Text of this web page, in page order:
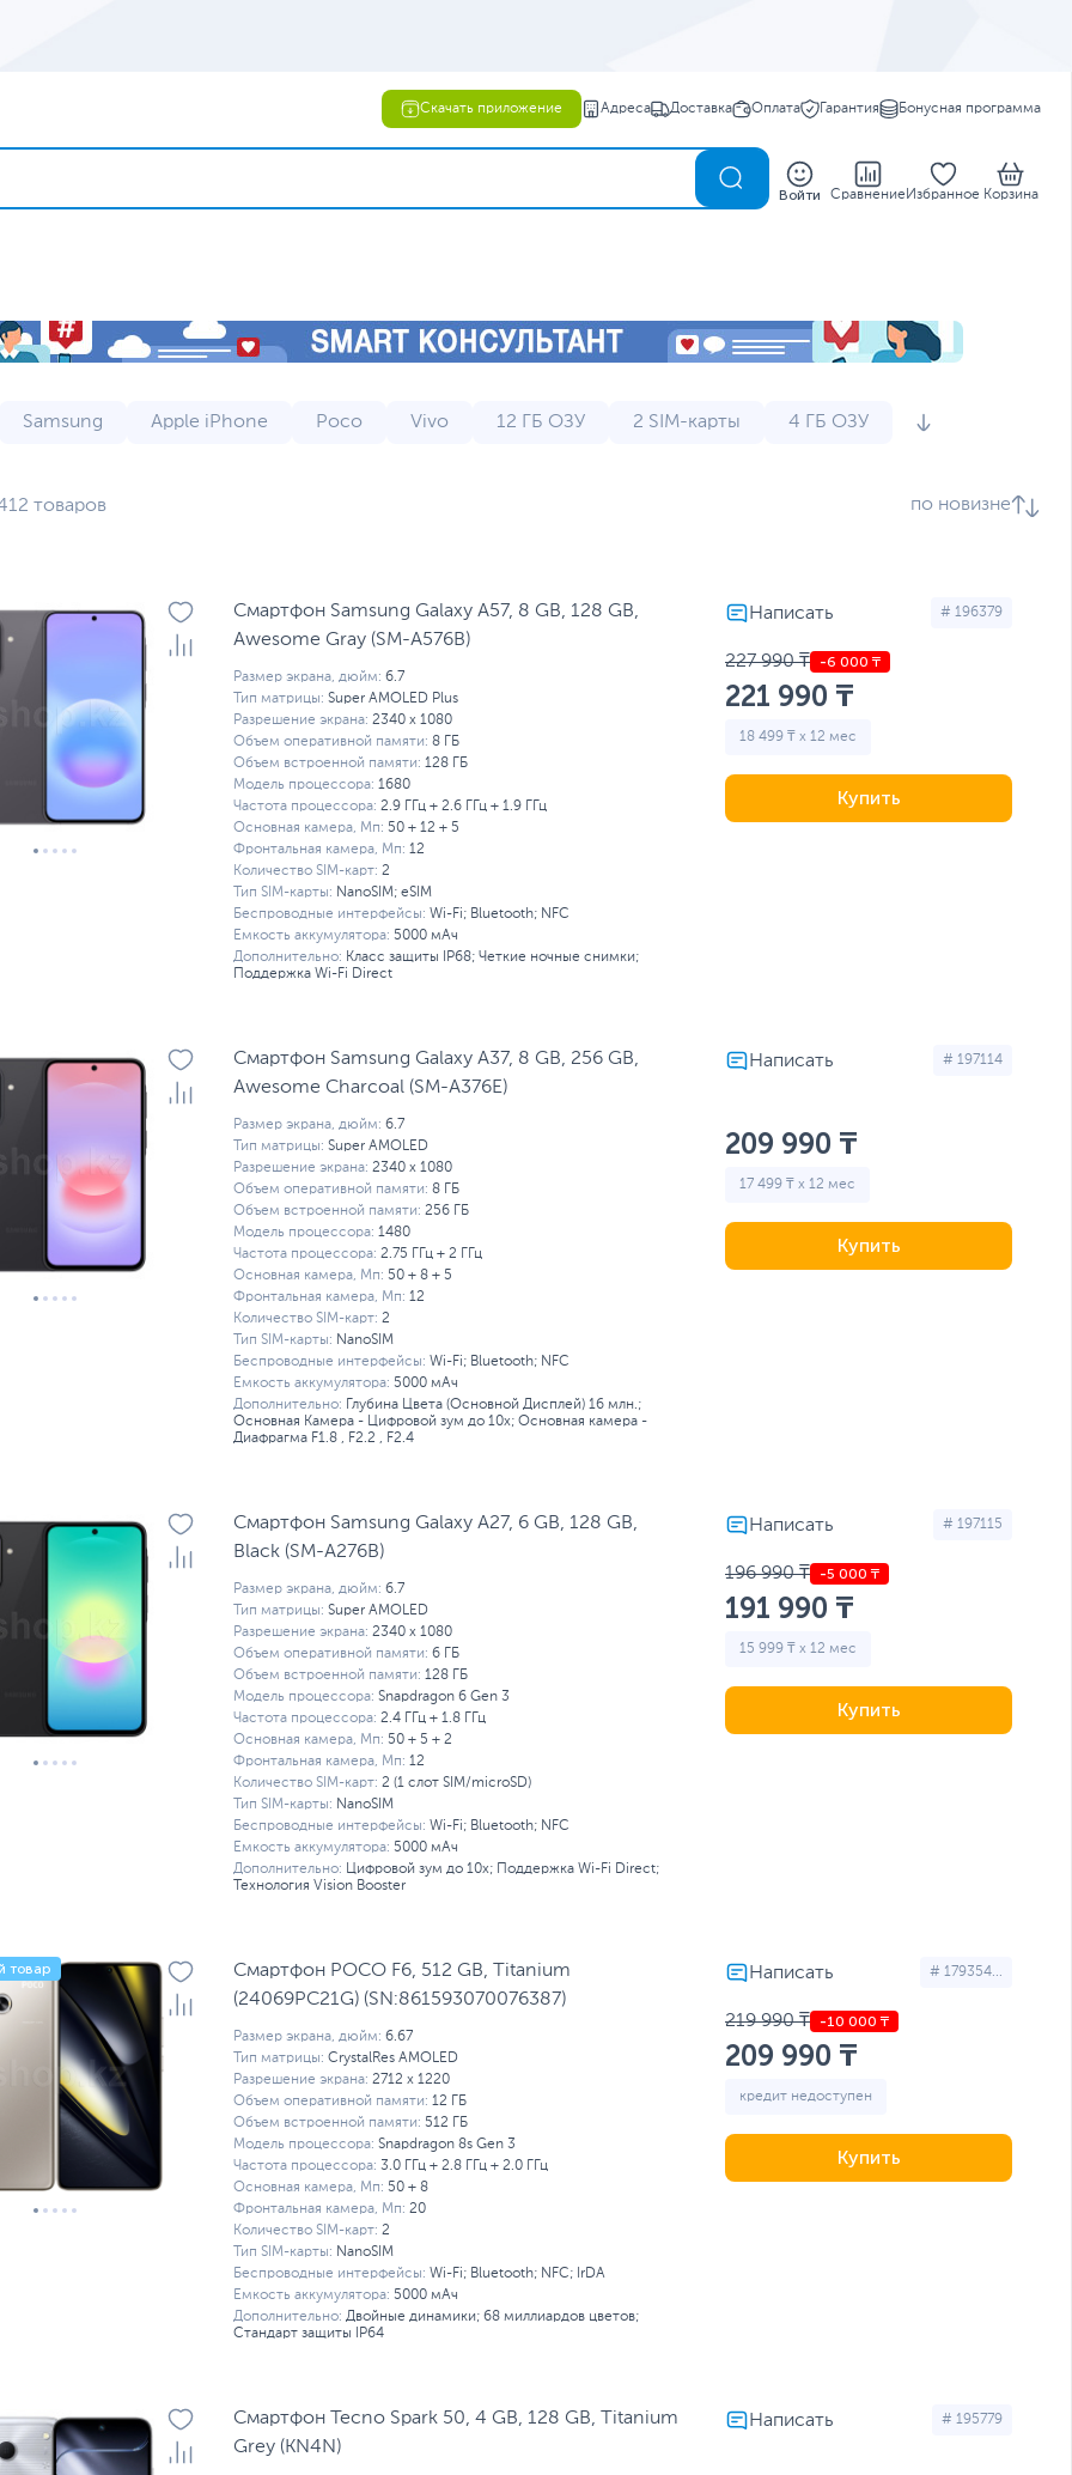
Скачать приложение Адреса Доставка Оплата Гарантия Бонусная программа
Войти Сравнение Избранное Корзина
Samsung Apple iPhone Poco Vivo 12 ГБ ОЗУ 2 SIM-карты 4 ГБ ОЗУ
Противоударные
(уцененный товар)
товаров по новизне
Смартфон Samsung Galaxy A57, 8 GB, 128 GB,
Awesome Gray (SM-A576B)
Размер экрана, дюйм: 6.7
Тип матрицы: Super AMOLED Plus
Разрешение экрана: 2340 x 1080
Объем оперативной памяти: 8 ГБ
Объем встроенной памяти: 128 ГБ
Модель процессора: 1680
Частота процессора: 2.9 ГГц + 2.6 ГГц + 1.9 ГГц
Основная камера, Мп: 50 + 12 + 5
Фронтальная камера, Мп: 12
Количество SIM-карт: 2
Тип SIM-карты: NanoSIM; eSIM
Беспроводные интерфейсы: Wi-Fi; Bluetooth; NFC
Емкость аккумулятора: 5000 мАч
Дополнительно: Класс защиты IP68; Четкие ночные снимки;
Поддержка Wi-Fi Direct
# 196379
227 990 ₸
221 990 ₸
18 499 ₸ x 12 мес
Купить
Смартфон Samsung Galaxy A37, 8 GB, 256 GB,
Awesome Charcoal (SM-A376E)
Размер экрана, дюйм: 6.7
Тип матрицы: Super AMOLED
Разрешение экрана: 2340 x 1080
Объем оперативной памяти: 8 ГБ
Объем встроенной памяти: 256 ГБ
Модель процессора: 1480
Частота процессора: 2.75 ГГц + 2 ГГц
Основная камера, Мп: 50 + 8 + 5
Фронтальная камера, Мп: 12
Количество SIM-карт: 2
Тип SIM-карты: NanoSIM
Беспроводные интерфейсы: Wi-Fi; Bluetooth; NFC
Емкость аккумулятора: 5000 мАч
Дополнительно:
Глубина Цвета (Основной Дисплей) 16 млн.;
Основная Камера - Цифровой зум до 10х; Основная камера -
Диафрагма F1.8 , F2.2 , F2.4
# 197114
209 990 ₸
17 499 ₸ x 12 мес
Купить
Смартфон Samsung Galaxy A27, 6 GB, 128 GB,
Black (SM-A276B)
Размер экрана, дюйм: 6.7
Тип матрицы: Super AMOLED
Разрешение экрана: 2340 x 1080
Объем оперативной памяти: 6 ГБ
Объем встроенной памяти: 128 ГБ
Модель процессора: Snapdragon 6 Gen 3
Частота процессора: 2.4 ГГц + 1.8 ГГц
Основная камера, Мп: 50 + 5 + 2
Фронтальная камера, Мп: 12
Количество SIM-карт: 2 (1 слот SIM/microSD)
Тип SIM-карты: NanoSIM
Беспроводные интерфейсы: Wi-Fi; Bluetooth; NFC
Емкость аккумулятора: 5000 мАч
Дополнительно: Цифровой зум до 10х; Поддержка Wi-Fi Direct;
Технология Vision Booster
# 197115
196 990 ₸
191 990 ₸
15 999 ₸ x 12 мес
Купить
товар
Смартфон POCO F6, 512 GB, Titanium
(24069PC21G) (SN:861593070076387)
Размер экрана, дюйм: 6.67
Тип матрицы: CrystalRes AMOLED
Разрешение экрана: 2712 x 1220
Объем оперативной памяти: 12 ГБ
Объем встроенной памяти: 512 ГБ
Модель процессора: Snapdragon 8s Gen 3
Частота процессора: 3.0 ГГц + 2.8 ГГц + 2.0 ГГц
Основная камера, Мп: 50 + 8
Фронтальная камера, Мп: 20
Количество SIM-карт: 2
Тип SIM-карты: NanoSIM
Беспроводные интерфейсы: Wi-Fi; Bluetooth; NFC; IrDA
Емкость аккумулятора: 5000 мАч
Дополнительно: Двойные динамики; 68 миллиардов цветов;
Стандарт защиты IP64
# 179354...
219 990 ₸
209 990 ₸
кредит недоступен
Купить
Смартфон Tecno Spark 50, 4 GB, 128 GB, Titanium
Grey (KN4N)
# 195779